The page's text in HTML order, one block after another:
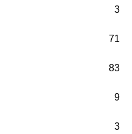
3
71
83
9
3